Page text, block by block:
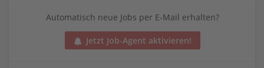
Automatisch neue Jobs per E-Mail erhalten?
Jetzt Job-Agent aktivieren!